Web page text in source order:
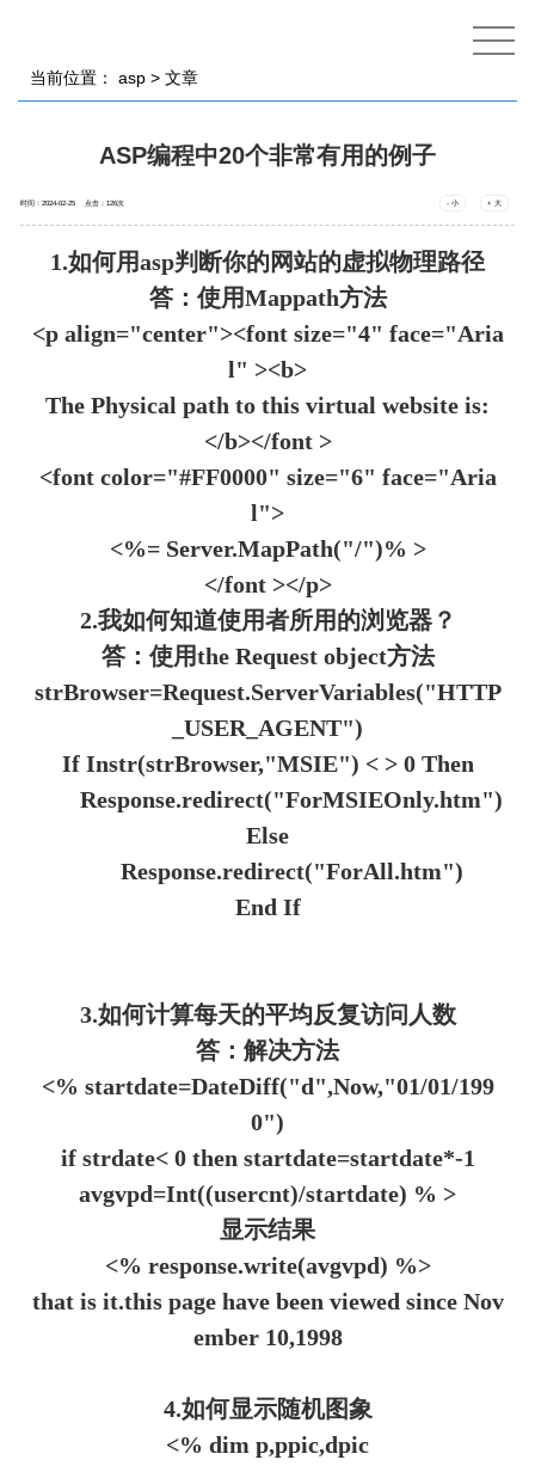
当前位置： asp > 文章
ASP编程中20个非常有用的例子
时间：2024-02-25 点击：126次 - 小 + 大
1.如何用asp判断你的网站的虚拟物理路径
答：使用Mappath方法
<p align="center"><font size="4" face="Aria
l" ><b>
The Physical path to this virtual website is:
</b></font >
<font color="#FF0000" size="6" face="Aria
l">
<%= Server.MapPath("/")% >
</font ></p>
2.我如何知道使用者所用的浏览器？
答：使用the Request object方法
strBrowser=Request.ServerVariables("HTTP
_USER_AGENT")
If Instr(strBrowser,"MSIE") < > 0 Then
Response.redirect("ForMSIEOnly.htm")
Else
Response.redirect("ForAll.htm")
End If
3.如何计算每天的平均反复访问人数
答：解决方法
<% startdate=DateDiff("d",Now,"01/01/199
0")
if strdate< 0 then startdate=startdate*-1
avgvpd=Int((usercnt)/startdate) % >
显示结果
<% response.write(avgvpd) %>
that is it.this page have been viewed since Nov
ember 10,1998
4.如何显示随机图象
<% dim p,ppic,dpic